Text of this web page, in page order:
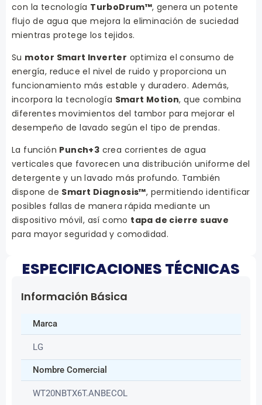
con la tecnología TurboDrum™, genera un potente
flujo de agua que mejora la eliminación de suciedad
mientras protege los tejidos.
Su motor Smart Inverter optimiza el consumo de
energía, reduce el nivel de ruido y proporciona un
funcionamiento más estable y duradero. Además,
incorpora la tecnología Smart Motion, que combina
diferentes movimientos del tambor para mejorar el
desempeño de lavado según el tipo de prendas.
La función Punch+3 crea corrientes de agua
verticales que favorecen una distribución uniforme del
detergente y un lavado más profundo. También
dispone de Smart Diagnosis™, permitiendo identificar
posibles fallas de manera rápida mediante un
dispositivo móvil, así como tapa de cierre suave
para mayor seguridad y comodidad.
ESPECIFICACIONES TÉCNICAS
Información Básica
Marca
LG
Nombre Comercial
WT20NBTX6T.ANBECOL